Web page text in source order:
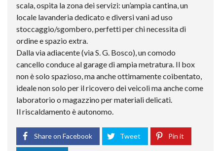
scala, ospita la zona dei servizi: un’ampia cantina, un
locale lavanderia dedicato e diversi vani ad uso
stoccaggio/sgombero, perfetti per chi necessita di
ordine e spazio extra.
Dalla via adiacente (via S. G. Bosco), un comodo
cancello conduce al garage di ampia metratura. Il box
non è solo spazioso, ma anche ottimamente coibentato,
ideale non solo per il ricovero dei veicoli ma anche come
laboratorio o magazzino per materiali delicati.
Il riscaldamento è autonomo.
Share on Facebook Tweet Pin it